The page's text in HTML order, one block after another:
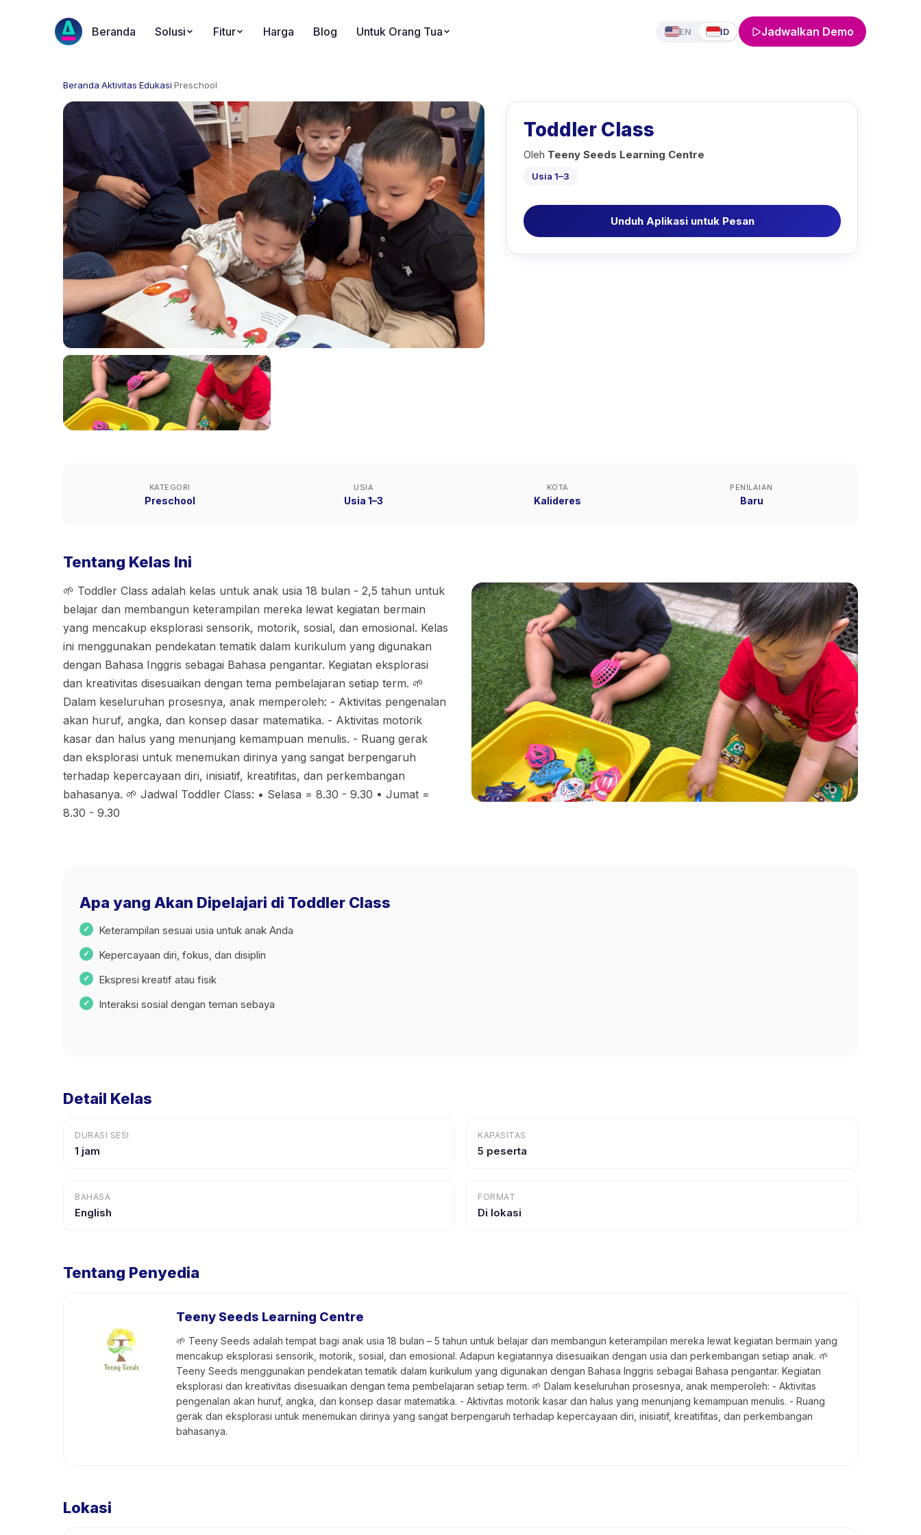
Beranda Solusi Fitur Harga Blog Untuk Orang Tua EN ID Jadwalkan Demo
Beranda·Aktivitas·Edukasi·Preschool
Toddler Class
Oleh Teeny Seeds Learning Centre
Usia 1–3
Unduh Aplikasi untuk Pesan
KATEGORI
Preschool
USIA
Usia 1–3
KOTA
Kalideres
PENILAIAN
Baru
Tentang Kelas Ini
🌱 Toddler Class adalah kelas untuk anak usia 18 bulan - 2,5 tahun untuk
belajar dan membangun keterampilan mereka lewat kegiatan bermain
yang mencakup eksplorasi sensorik, motorik, sosial, dan emosional. Kelas
ini menggunakan pendekatan tematik dalam kurikulum yang digunakan
dengan Bahasa Inggris sebagai Bahasa pengantar. Kegiatan eksplorasi
dan kreativitas disesuaikan dengan tema pembelajaran setiap term. 🌱
Dalam keseluruhan prosesnya, anak memperoleh: - Aktivitas pengenalan
akan huruf, angka, dan konsep dasar matematika. - Aktivitas motorik
kasar dan halus yang menunjang kemampuan menulis. - Ruang gerak
dan eksplorasi untuk menemukan dirinya yang sangat berpengaruh
terhadap kepercayaan diri, inisiatif, kreatifitas, dan perkembangan
bahasanya. 🌱 Jadwal Toddler Class: • Selasa = 8.30 - 9.30 • Jumat =
8.30 - 9.30
Apa yang Akan Dipelajari di Toddler Class
Keterampilan sesuai usia untuk anak Anda
Kepercayaan diri, fokus, dan disiplin
Ekspresi kreatif atau fisik
Interaksi sosial dengan teman sebaya
Detail Kelas
DURASI SESI
1 jam
KAPASITAS
5 peserta
BAHASA
English
FORMAT
Di lokasi
Tentang Penyedia
Teeny Seeds Learning Centre
🌱 Teeny Seeds adalah tempat bagi anak usia 18 bulan – 5 tahun untuk belajar dan membangun keterampilan mereka lewat kegiatan bermain yang
mencakup eksplorasi sensorik, motorik, sosial, dan emosional. Adapun kegiatannya disesuaikan dengan usia dan perkembangan setiap anak. 🌱
Teeny Seeds menggunakan pendekatan tematik dalam kurikulum yang digunakan dengan Bahasa Inggris sebagai Bahasa pengantar. Kegiatan
eksplorasi dan kreativitas disesuaikan dengan tema pembelajaran setiap term. 🌱 Dalam keseluruhan prosesnya, anak memperoleh: - Aktivitas
pengenalan akan huruf, angka, dan konsep dasar matematika. - Aktivitas motorik kasar dan halus yang menunjang kemampuan menulis. - Ruang
gerak dan eksplorasi untuk menemukan dirinya yang sangat berpengaruh terhadap kepercayaan diri, inisiatif, kreatifitas, dan perkembangan
bahasanya.
Lokasi